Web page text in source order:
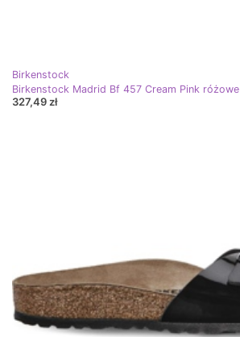
Birkenstock
Birkenstock Madrid Bf 457 Cream Pink różowe
327,49 zł